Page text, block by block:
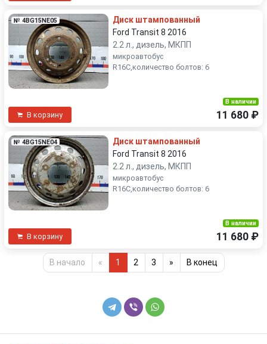
№ 4BG15NE05
Диск штампованный
Ford Transit 8 2016
2.2 л., дизель, МКПП
микроавтобус
R16C,количество болтов: 6
В корзину
В наличии
11 680 ₽
№ 4BG15NE04
Диск штампованный
Ford Transit 8 2016
2.2 л., дизель, МКПП
микроавтобус
R16C,количество болтов: 6
В корзину
В наличии
11 680 ₽
В начало « 1 2 3 » В конец